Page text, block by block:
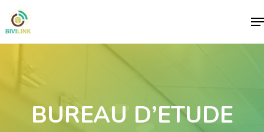
BUREAU D’ETUDE